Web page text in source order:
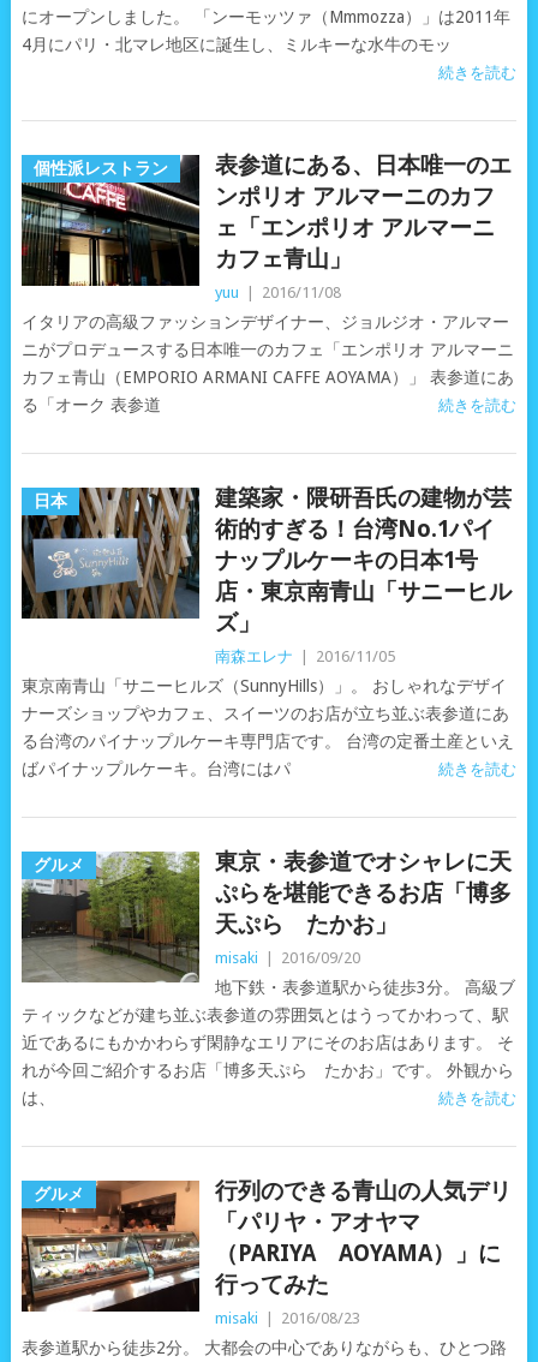
にオープンしました。 「ンーモッツァ（Mmmozza）」は2011年
4月にパリ・北マレ地区に誕生し、ミルキーな水牛のモッ
続きを読む
個性派レストラン
表参道にある、日本唯一のエ
ンポリオ アルマーニのカフ
ェ「エンポリオ アルマーニ
カフェ青山」
yuu 2016/11/08
イタリアの高級ファッションデザイナー、ジョルジオ・アルマー
ニがプロデュースする日本唯一のカフェ「エンポリオ アルマーニ
カフェ青山（EMPORIO ARMANI CAFFE AOYAMA）」 表参道にあ
る「オーク 表参道
続きを読む
日本
建築家・隈研吾氏の建物が芸
術的すぎる！台湾No.1パイ
ナップルケーキの日本1号
店・東京南青山「サニーヒル
ズ」
南森エレナ 2016/11/05
東京南青山「サニーヒルズ（SunnyHills）」。 おしゃれなデザイ
ナーズショップやカフェ、スイーツのお店が立ち並ぶ表参道にあ
る台湾のパイナップルケーキ専門店です。 台湾の定番土産といえ
ばパイナップルケーキ。台湾にはパ
続きを読む
グルメ
東京・表参道でオシャレに天
ぷらを堪能できるお店「博多
天ぷら たかお」
misaki 2016/09/20
地下鉄・表参道駅から徒歩3分。 高級ブ
ティックなどが建ち並ぶ表参道の雰囲気とはうってかわって、駅
近であるにもかかわらず閑静なエリアにそのお店はあります。 そ
れが今回ご紹介するお店「博多天ぷら たかお」です。 外観から
は、
続きを読む
グルメ
行列のできる青山の人気デリ
「パリヤ・アオヤマ
（PARIYA AOYAMA）」に
行ってみた
misaki 2016/08/23
表参道駅から徒歩2分。 大都会の中心でありながらも、ひとつ路